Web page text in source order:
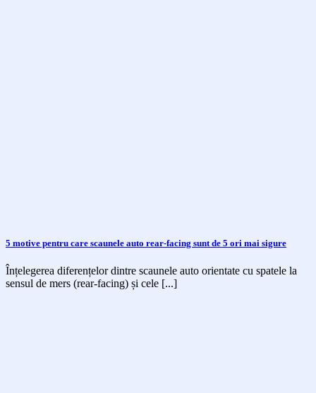
5 motive pentru care scaunele auto rear-facing sunt de 5 ori mai sigure
Înțelegerea diferențelor dintre scaunele auto orientate cu spatele la
sensul de mers (rear-facing) și cele [...]